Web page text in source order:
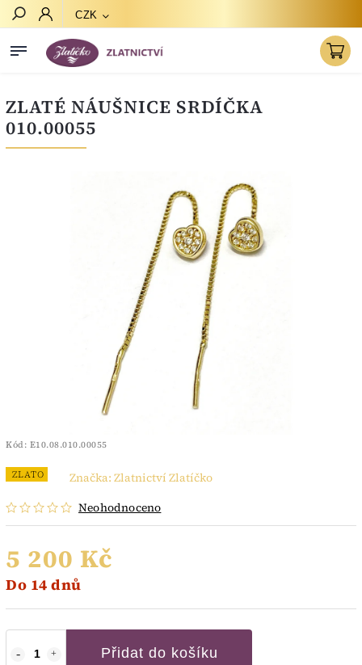
CZK
ZLATÉ NÁUŠNICE SRDÍČKA
010.00055
Kód: E10.08.010.00055
ZLATO
Neohodnoceno
Značka: Zlatnictví Zlatíčko
5 200 Kč
Do 14 dnů
Přidat do košíku